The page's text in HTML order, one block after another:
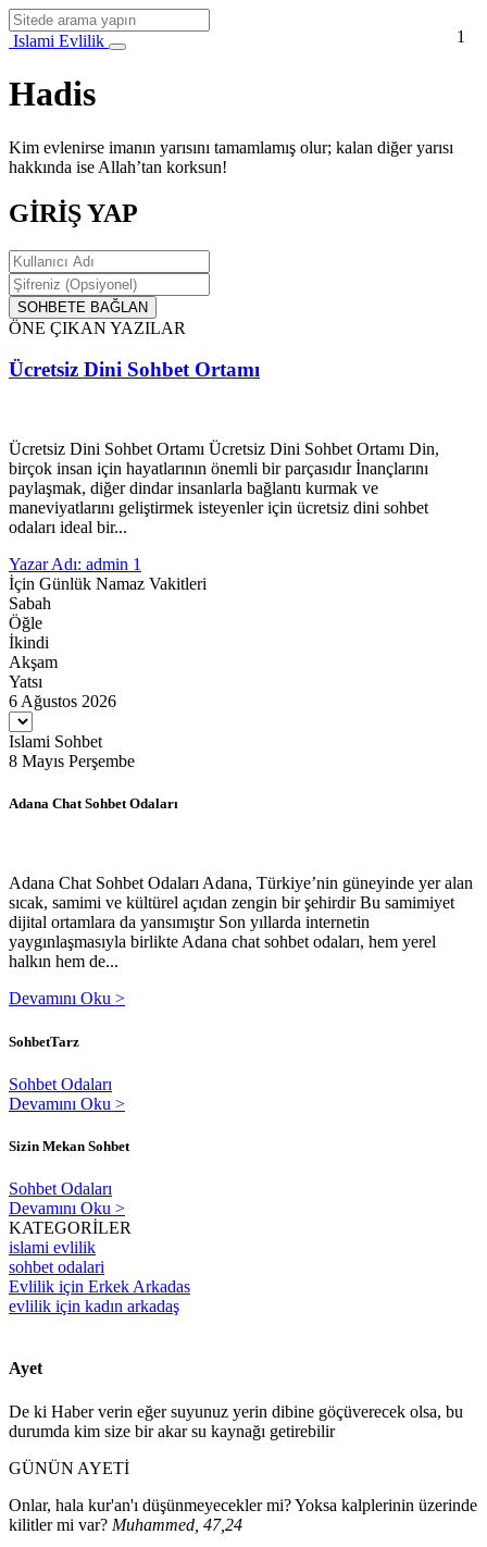
Islami Evlilik
Hadis
Kim evlenirse imanın yarısını tamamlamış olur; kalan diğer yarısı
hakkında ise Allah’tan korksun!
GİRİŞ YAP
SOHBETE BAĞLAN
ÖNE ÇIKAN YAZILAR
Ücretsiz Dini Sohbet Ortamı
Ücretsiz Dini Sohbet Ortamı Ücretsiz Dini Sohbet Ortamı Din,
birçok insan için hayatlarının önemli bir parçasıdır İnançlarını
paylaşmak, diğer dindar insanlarla bağlantı kurmak ve
maneviyatlarını geliştirmek isteyenler için ücretsiz dini sohbet
odaları ideal bir...
Yazar Adı: admin 1
İçin Günlük Namaz Vakitleri
Sabah
Öğle
İkindi
Akşam
Yatsı
6 Ağustos 2026
Islami Sohbet
8 Mayıs Perşembe
Adana Chat Sohbet Odaları
Adana Chat Sohbet Odaları Adana, Türkiye’nin güneyinde yer alan
sıcak, samimi ve kültürel açıdan zengin bir şehirdir Bu samimiyet
dijital ortamlara da yansımıştır Son yıllarda internetin
yaygınlaşmasıyla birlikte Adana chat sohbet odaları, hem yerel
halkın hem de...
Devamını Oku >
SohbetTarz
Sohbet Odaları
Devamını Oku >
Sizin Mekan Sohbet
Sohbet Odaları
Devamını Oku >
KATEGORİLER
islami evlilik
sohbet odalari
Evlilik için Erkek Arkadas
evlilik için kadın arkadaş
Ayet
De ki Haber verin eğer suyunuz yerin dibine göçüverecek olsa, bu
durumda kim size bir akar su kaynağı getirebilir
GÜNÜN AYETİ
Onlar, hala kur'an'ı düşünmeyecekler mi? Yoksa kalplerinin üzerinde
kilitler mi var? Muhammed, 47,24
1